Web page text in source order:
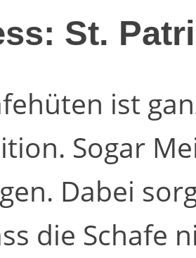
St.
ist
Sogar
Dabei
die Schafe